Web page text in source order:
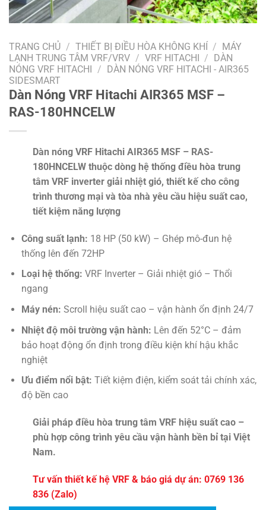
TRANG CHỦ / THIẾT BỊ ĐIỀU HÒA KHÔNG KHÍ / MÁY
LẠNH TRUNG TÂM VRF/VRV / VRF HITACHI / DÀN
NÓNG VRF HITACHI / DÀN NÓNG VRF HITACHI - AIR365
SIDESMART
Dàn Nóng VRF Hitachi AIR365 MSF –
RAS-180HNCELW
Dàn nóng VRF Hitachi AIR365 MSF – RAS-
180HNCELW thuộc dòng hệ thống điều hòa trung
tâm VRF inverter giải nhiệt gió, thiết kế cho công
trình thương mại và tòa nhà yêu cầu hiệu suất cao,
tiết kiệm năng lượng
Công suất lạnh: 18 HP (50 kW) – Ghép mô-đun hệ
thống lên đến 72HP
Loại hệ thống: VRF Inverter – Giải nhiệt gió – Thổi
ngang
Máy nén: Scroll hiệu suất cao – vận hành ổn định 24/7
Nhiệt độ môi trường vận hành: Lên đến 52°C – đảm
bảo hoạt động ổn định trong điều kiện khí hậu khắc
nghiệt
Ưu điểm nổi bật: Tiết kiệm điện, kiểm soát tải chính xác,
độ bền cao
Giải pháp điều hòa trung tâm VRF hiệu suất cao –
phù hợp công trình yêu cầu vận hành bền bỉ tại Việt
Nam.
Tư vấn thiết kế hệ VRF & báo giá dự án: 0769 136
836 (Zalo)